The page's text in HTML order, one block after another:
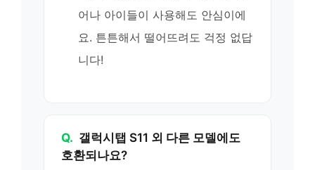
어나 아이들이 사용해도 안심이에
요. 튼튼해서 떨어뜨려도 걱정 없답
니다!
Q. 갤럭시탭 S11 외 다른 모델에도
호환되나요?